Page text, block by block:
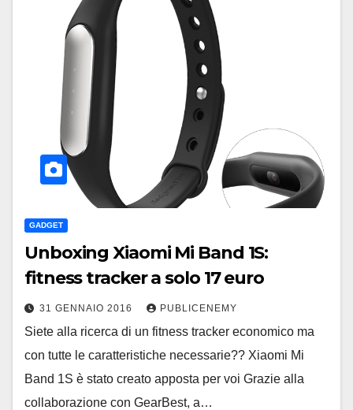
GADGET
Unboxing Xiaomi Mi Band 1S:
fitness tracker a solo 17 euro
31 GENNAIO 2016 PUBLICENEMY
Siete alla ricerca di un fitness tracker economico ma
con tutte le caratteristiche necessarie?? Xiaomi Mi
Band 1S è stato creato apposta per voi Grazie alla
collaborazione con GearBest, a…